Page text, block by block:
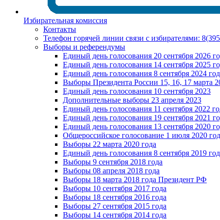
Избирательная комиссия
Контакты
Телефон горячей линии связи с избирателями:
Выборы и референдумы
Единый день голосования 20 сентября 2026
Единый день голосования 14 сентября 2025
Единый день голосования 8 сентября 2024
Выборы Президента России 15, 16, 17 марта
Единый день голосования 10 сентября 2023
Дополнительные выборы 23 апреля 2023
Единый день голосования 11 сентября 2022
Единый день голосования 19 сентября 2021
Единый день голосования 13 сентября 2020
Общероссийское голосование 1 июля 2020
Выборы 22 марта 2020 года
Единый день голосования 8 сентября 2019
Выборы 9 сентября 2018 года
Выборы 08 апреля 2018 года
Выборы 18 марта 2018 года Президент РФ
Выборы 10 сентября 2017 года
Выборы 18 сентября 2016 года
Выборы 27 сентября 2015 года
Выборы 14 сентября 2014 года